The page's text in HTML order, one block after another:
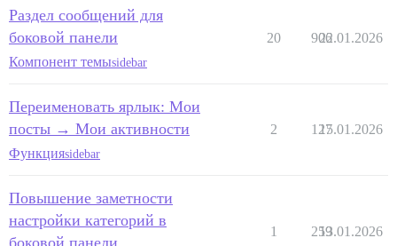
Раздел сообщений для
боковой панели
Компонент темыsidebar
20 906
22.01.2026
Переименовать ярлык: Мои
посты → Мои активности
Функцияsidebar
2 127
15.01.2026
Повышение заметности
настройки категорий в
боковой панели
1 259
13.01.2026